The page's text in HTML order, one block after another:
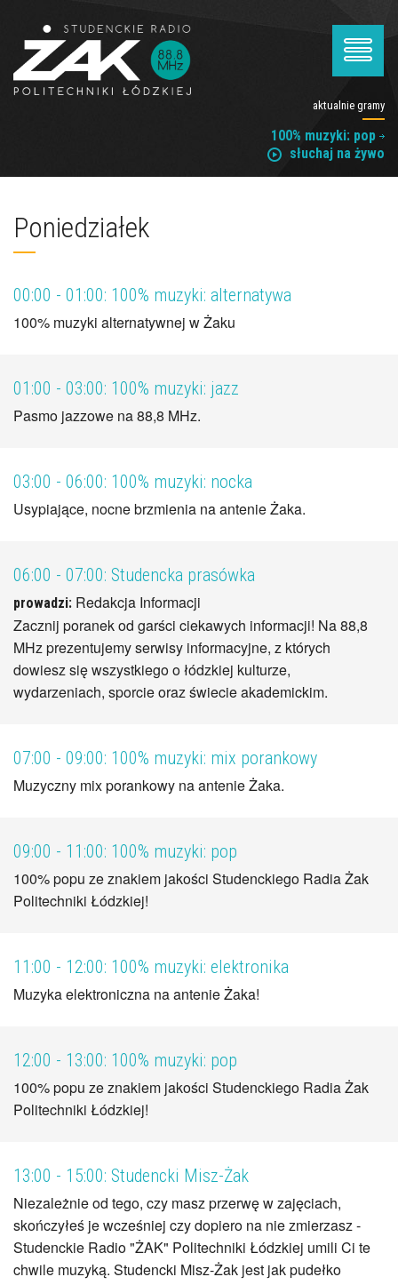
aktualnie gramy
100% muzyki: pop
słuchaj na żywo
Poniedziałek
00:00 - 01:00: 100% muzyki: alternatywa
100% muzyki alternatywnej w Żaku
01:00 - 03:00: 100% muzyki: jazz
Pasmo jazzowe na 88,8 MHz.
03:00 - 06:00: 100% muzyki: nocka
Usypiające, nocne brzmienia na antenie Żaka.
06:00 - 07:00: Studencka prasówka
prowadzi: Redakcja Informacji
Zacznij poranek od garści ciekawych informacji! Na 88,8
MHz prezentujemy serwisy informacyjne, z których
dowiesz się wszystkiego o łódzkiej kulturze,
wydarzeniach, sporcie oraz świecie akademickim.
07:00 - 09:00: 100% muzyki: mix porankowy
Muzyczny mix porankowy na antenie Żaka.
09:00 - 11:00: 100% muzyki: pop
100% popu ze znakiem jakości Studenckiego Radia Żak
Politechniki Łódzkiej!
11:00 - 12:00: 100% muzyki: elektronika
Muzyka elektroniczna na antenie Żaka!
12:00 - 13:00: 100% muzyki: pop
100% popu ze znakiem jakości Studenckiego Radia Żak
Politechniki Łódzkiej!
13:00 - 15:00: Studencki Misz-Żak
Niezależnie od tego, czy masz przerwę w zajęciach,
skończyłeś je wcześniej czy dopiero na nie zmierzasz -
Studenckie Radio "ŻAK" Politechniki Łódzkiej umili Ci te
chwile muzyką. Studencki Misz-Żak jest jak pudełko